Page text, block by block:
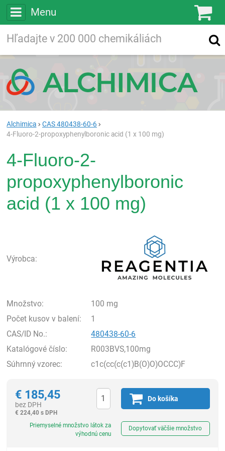
Menu
Vyhľadávanie
Alchimica
CAS 480438-60-6
4-Fluoro-2-propoxyphenylboronic acid (1 x 100 mg)
4-Fluoro-2-
propoxyphenylboronic
acid (1 x 100 mg)
Výrobca:
Množstvo:
100 mg
Počet kusov v balení:
1
CAS/ID No.:
480438-60-6
Katalógové číslo:
R003BVS,100mg
Súhrnný vzorec:
c1c(cc(c(c1)B(O)O)OCCC)F
€ 185,45
bez DPH
€ 224,40 s DPH
Do košíka
Priemyselné množstvo látok za
výhodnú cenu
Dopytovať väčšie množstvo